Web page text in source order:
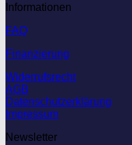
Informationen
FAQ
Finanzierung
Widerrufsrecht
AGB
Datenschutzerklärung
Impressum
Newsletter